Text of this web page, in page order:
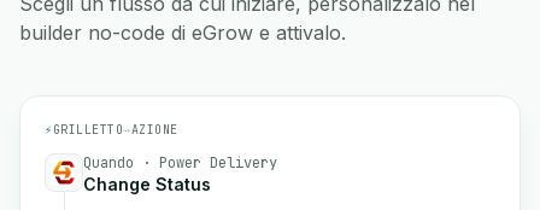
builder no-code di eGrow e attivalo.
⚡ GRILLETTO→AZIONE
Quando · Power Delivery
Change Status